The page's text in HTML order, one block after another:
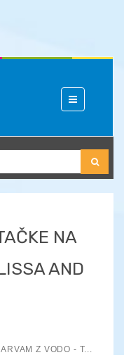
Toggle
NA
AND
Z VODO - T...